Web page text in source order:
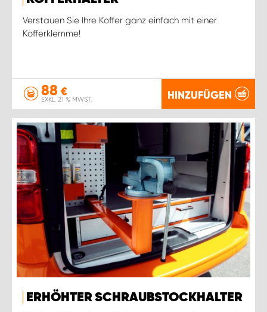
Verstauen Sie Ihre Koffer ganz einfach mit einer
Kofferklemme!
88 €
EXKL. 21 % MWST. HINZUFÜGEN
ERHÖHTER SCHRAUBSTOCKHALTER